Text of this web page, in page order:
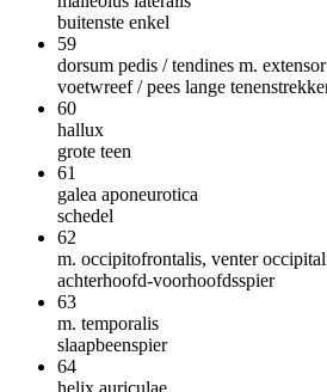
buitenste enkel
59
dorsum pedis / tendines m.
voetwreef / pees lange
60
hallux
grote teen
61
galea aponeurotica
schedel
62
m. occipitofrontalis, venter
achterhoofd-voorhoofdsspier
63
m. temporalis
slaapbeenspier
64